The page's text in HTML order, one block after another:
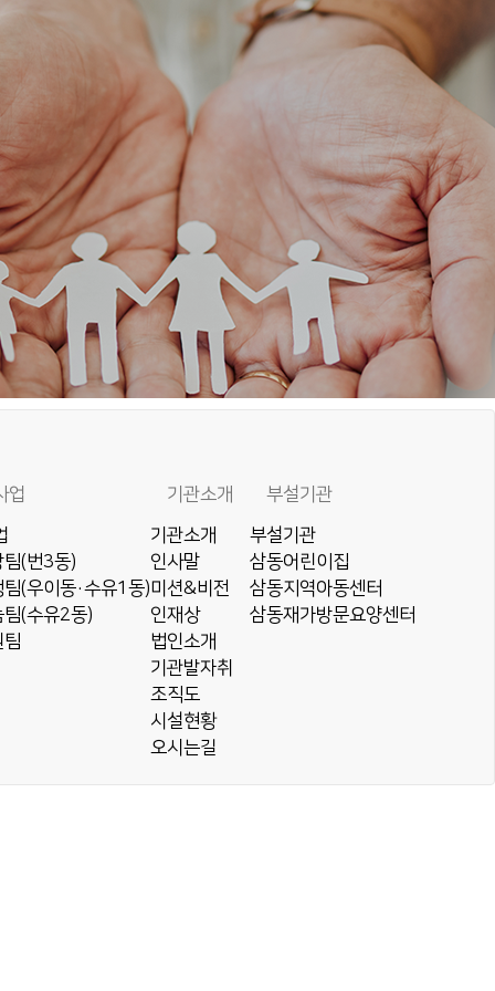
업
팀(번3동)
(우이동·수유1동)
팀(수유2동)
팀
기관소개
기관소개
인사말
미션&비전
인재상
법인소개
기관발자취
조직도
시설현황
오시는길
부설기관
부설기관
삼동어린이집
삼동지역아동센터
삼동재가방문요양센터